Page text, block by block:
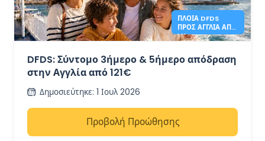
ΠΛΟΊΑ DFDS
ΠΡΟΣ ΑΓΓΛΊΑ ΑΠΌ
121€
DFDS: Σύντομο 3ήμερο & 5ήμερο απόδραση
στην Αγγλία από 121€
Δημοσιεύτηκε: 1 Ιουλ 2026
Προβολή Προώθησης